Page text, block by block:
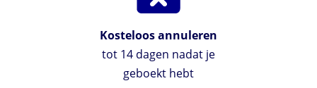
Kosteloos annuleren
tot 14 dagen nadat je
geboekt hebt